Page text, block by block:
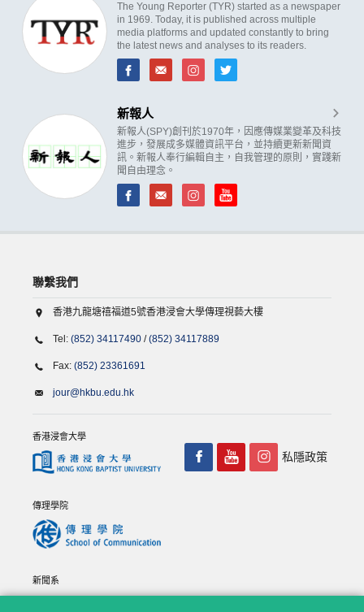
The Young Reporter (TYR) started as a newspaper
in 1969. Today, it is published across multiple
media platforms and updated constantly to bring
the latest news and analyses to its readers.
新報人
新報人(SPY)創刊於1970年，因應傳媒業變革及科技
進步，發展成多媒體資訊平台，並持續更新新聞資
訊。新報人奉行編輯自主，自我管理的原則，實踐新
聞自由理念。
聯繫我們
香港九龍塘禧福道5號香港浸會大學傳理視藝大樓
Tel: (852) 34117490 /(852) 34117889
Fax: (852) 23361691
jour@hkbu.edu.hk
香港浸會大學
傳理學院
新聞系
私隱政策